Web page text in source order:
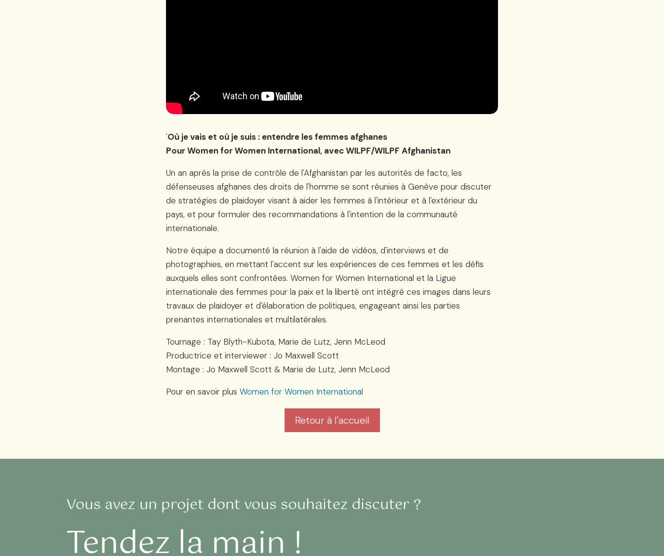
'Où je vais et où je suis : entendre les femmes afghanes
Pour Women for Women International, avec WILPF/WILPF Afghanistan
Un an après la prise de contrôle de l'Afghanistan par les autorités de facto, les
défenseuses afghanes des droits de l'homme se sont réunies à Genève pour discuter
de stratégies de plaidoyer visant à aider les femmes à l'intérieur et à l'extérieur du
pays, et pour formuler des recommandations à l'intention de la communauté
internationale.
Notre équipe a documenté la réunion à l'aide de vidéos, d'interviews et de
photographies, en mettant l'accent sur les expériences de ces femmes et les défis
auxquels elles sont confrontées. Women for Women International et la Ligue
internationale des femmes pour la paix et la liberté ont intégré ces images dans leurs
travaux de plaidoyer et d'élaboration de politiques, engageant ainsi les parties
prenantes internationales et multilatérales.
Tournage : Tay Blyth-Kubota, Marie de Lutz, Jenn McLeod
Productrice et interviewer : Jo Maxwell Scott
Montage : Jo Maxwell Scott & Marie de Lutz, Jenn McLeod
Pour en savoir plus Women for Women International
Retour à l'accueil
Vous avez un projet dont vous souhaitez discuter ?
Tendez la main !